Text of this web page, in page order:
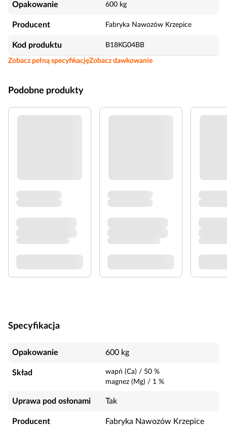
Opakowanie 600 kg
Producent Fabryka Nawozów Krzepice
Kod produktu B18KG04BB
Zobacz pełną specyfikacjęZobacz dawkowanie
Podobne produkty
Specyfikacja
Opakowanie 600 kg
Skład wapń (Ca) / 50 %
magnez (Mg) / 1 %
Uprawa pod osłonami Tak
Producent Fabryka Nawozów Krzepice